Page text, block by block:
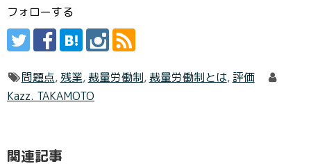
フォローする
問題点,残業,裁量労働制,裁量労働制とは,評価
Kazz. TAKAMOTO
関連記事